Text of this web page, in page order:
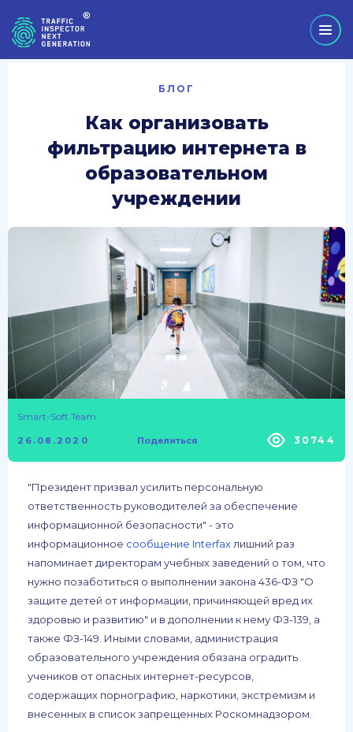
БЛОГ
Как организовать
фильтрацию интернета в
образовательном
учреждении
Smart-Soft Team
26.08.2020 Поделиться 30744
"Президент призвал усилить персональную
ответственность руководителей за обеспечение
информационной безопасности" - это
информационное сообщение Interfax лишний раз
напоминает директорам учебных заведений о том, что
нужно позаботиться о выполнении закона 436-ФЗ "О
защите детей от информации, причиняющей вред их
здоровью и развитию" и в дополнении к нему ФЗ-139, а
также ФЗ-149. Иными словами, администрация
образовательного учреждения обязана оградить
учеников от опасных интернет-ресурсов,
содержащих порнографию, наркотики, экстремизм и
внесенных в список запрещенных Роскомнадзором.